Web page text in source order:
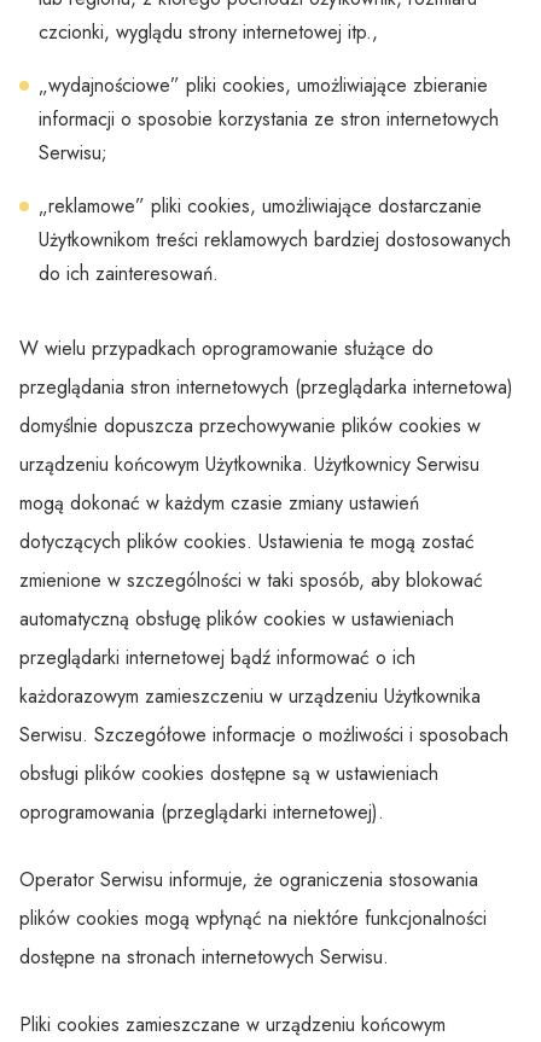
czcionki, wyglądu strony internetowej itp.,
„wydajnościowe” pliki cookies, umożliwiające zbieranie
informacji o sposobie korzystania ze stron internetowych
Serwisu;
„reklamowe” pliki cookies, umożliwiające dostarczanie
Użytkownikom treści reklamowych bardziej dostosowanych
do ich zainteresowań.
W wielu przypadkach oprogramowanie służące do
przeglądania stron internetowych (przeglądarka internetowa)
domyślnie dopuszcza przechowywanie plików cookies w
urządzeniu końcowym Użytkownika. Użytkownicy Serwisu
mogą dokonać w każdym czasie zmiany ustawień
dotyczących plików cookies. Ustawienia te mogą zostać
zmienione w szczególności w taki sposób, aby blokować
automatyczną obsługę plików cookies w ustawieniach
przeglądarki internetowej bądź informować o ich
każdorazowym zamieszczeniu w urządzeniu Użytkownika
Serwisu. Szczegółowe informacje o możliwości i sposobach
obsługi plików cookies dostępne są w ustawieniach
oprogramowania (przeglądarki internetowej).
Operator Serwisu informuje, że ograniczenia stosowania
plików cookies mogą wpłynąć na niektóre funkcjonalności
dostępne na stronach internetowych Serwisu.
Pliki cookies zamieszczane w urządzeniu końcowym